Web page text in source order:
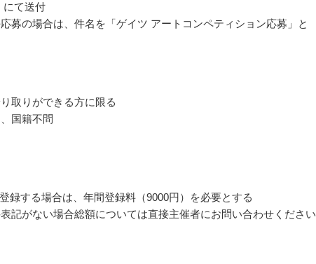
にて送付
募の場合は、件名を「ゲイツ アートコンペティション応募」と
取りができる方に限る
国籍不問
録する場合は、年間登録料（9000円）を必要とする
記がない場合総額については直接主催者にお問い合わせください